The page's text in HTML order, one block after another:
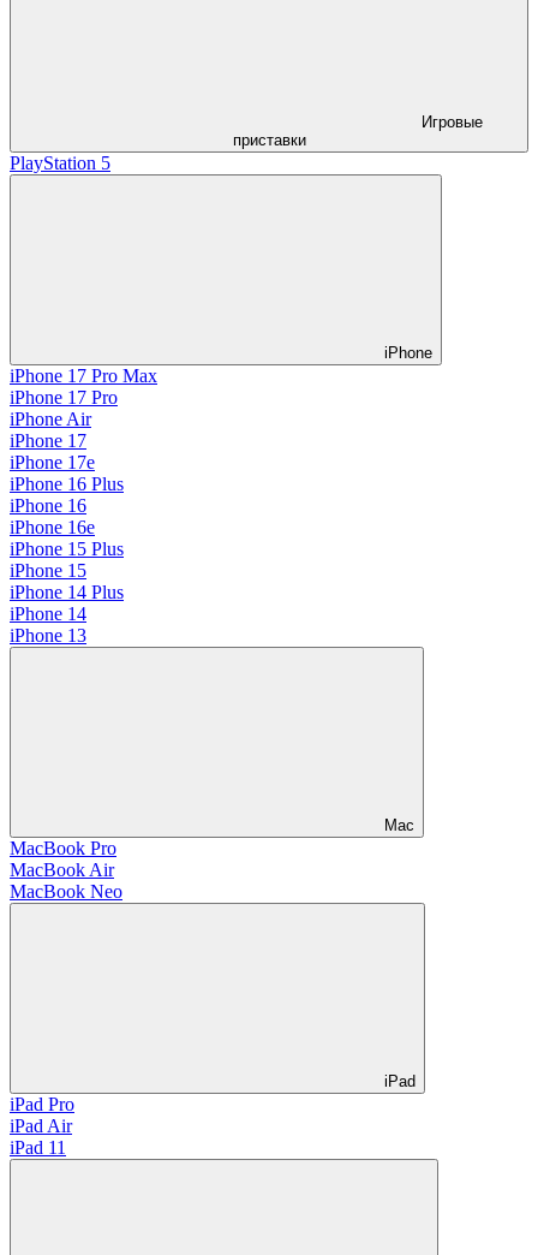
Игровые
приставки
PlayStation 5
iPhone
iPhone 17 Pro Max
iPhone 17 Pro
iPhone Air
iPhone 17
iPhone 17e
iPhone 16 Plus
iPhone 16
iPhone 16e
iPhone 15 Plus
iPhone 15
iPhone 14 Plus
iPhone 14
iPhone 13
Mac
MacBook Pro
MacBook Air
MacBook Neo
iPad
iPad Pro
iPad Air
iPad 11